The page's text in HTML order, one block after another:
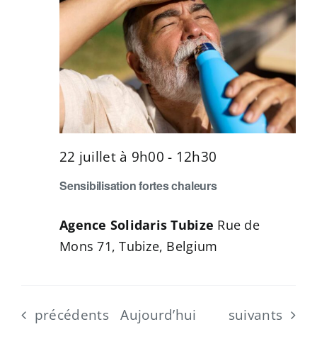
Sensibilisation fortes chaleurs
22 juillet à 9h00 - 12h30
Agence Solidaris Tubize Rue de
Mons 71, Tubize, Belgium
Évènements
précédents Aujourd’hui Évènements
suivants